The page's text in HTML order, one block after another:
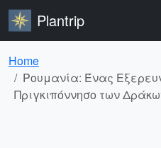
Plantrip
Home
Ρουμανία: Ένας
Πριγκιπόννησο των